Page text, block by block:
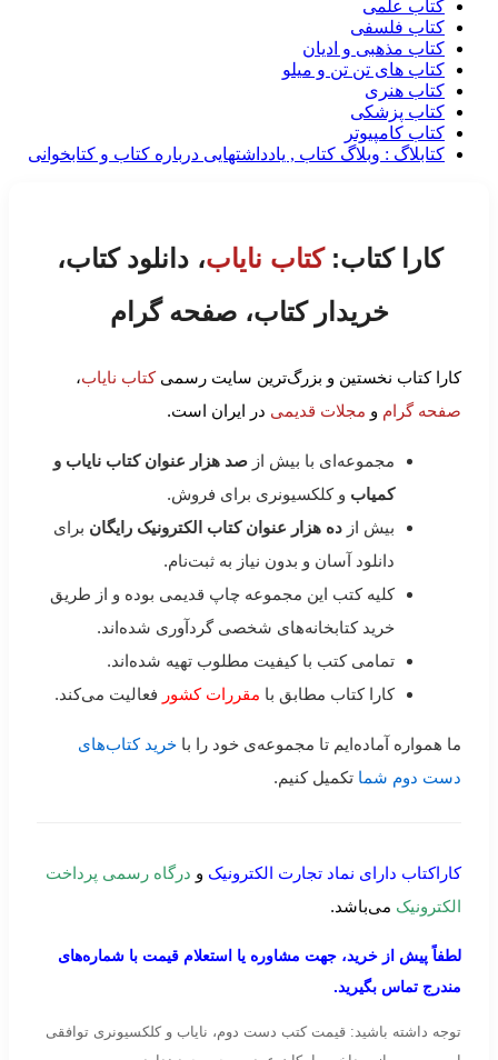
کتاب علمی
کتاب فلسفی
کتاب مذهبی و ادیان
کتاب های تن تن و میلو
کتاب هنری
کتاب پزشکی
کتاب کامپیوتر
کتابلاگ : وبلاگ کتاب , یادداشتهایی درباره کتاب و کتابخوانی
کارا کتاب:کتاب نایاب، دانلود کتاب،
خریدار کتاب، صفحه گرام
کارا کتاب نخستین و بزرگ‌ترین سایت رسمیکتاب نایاب،
صفحه گرام و مجلات قدیمی در ایران است.
مجموعه‌ای با بیش از صد هزار عنوان کتاب نایاب و
کمیاب و کلکسیونری برای فروش.
بیش از ده هزار عنوان کتاب الکترونیک رایگان برای
دانلود آسان و بدون نیاز به ثبت‌نام.
کلیه کتب این مجموعه چاپ قدیمی بوده و از طریق
خرید کتابخانه‌های شخصی گردآوری شده‌اند.
تمامی کتب با کیفیت مطلوب تهیه شده‌اند.
کارا کتاب مطابق با مقررات کشور فعالیت می‌کند.
ما همواره آماده‌ایم تا مجموعه‌ی خود را با خرید کتاب‌های
دست دوم شما تکمیل کنیم.
کاراکتاب دارای نماد تجارت الکترونیک و درگاه رسمی پرداخت
الکترونیک می‌باشد.
لطفاً پیش از خرید، جهت مشاوره یا استعلام قیمت با شماره‌های
مندرج تماس بگیرید.
توجه داشته باشید: قیمت کتب دست دوم، نایاب و کلکسیونری توافقی